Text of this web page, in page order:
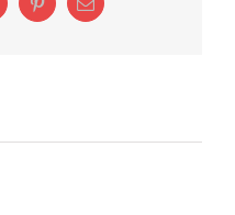
PinterestEmail: